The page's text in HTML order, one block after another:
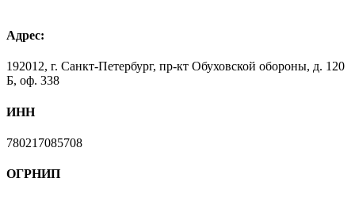
Адрес:
192012, г. Санкт-Петербург, пр-кт Обуховской обороны, д. 120
Б, оф. 338
ИНН
780217085708
ОГРНИП